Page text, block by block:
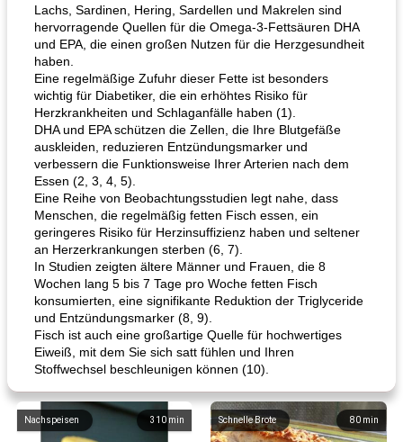
Lachs, Sardinen, Hering, Sardellen und Makrelen sind
hervorragende Quellen für die Omega-3-Fettsäuren DHA
und EPA, die einen großen Nutzen für die Herzgesundheit
haben.
Eine regelmäßige Zufuhr dieser Fette ist besonders
wichtig für Diabetiker, die ein erhöhtes Risiko für
Herzkrankheiten und Schlaganfälle haben (1).
DHA und EPA schützen die Zellen, die Ihre Blutgefäße
auskleiden, reduzieren Entzündungsmarker und
verbessern die Funktionsweise Ihrer Arterien nach dem
Essen (2, 3, 4, 5).
Eine Reihe von Beobachtungsstudien legt nahe, dass
Menschen, die regelmäßig fetten Fisch essen, ein
geringeres Risiko für Herzinsuffizienz haben und seltener
an Herzerkrankungen sterben (6, 7).
In Studien zeigten ältere Männer und Frauen, die 8
Wochen lang 5 bis 7 Tage pro Woche fetten Fisch
konsumierten, eine signifikante Reduktion der Triglyceride
und Entzündungsmarker (8, 9).
Fisch ist auch eine großartige Quelle für hochwertiges
Eiweiß, mit dem Sie sich satt fühlen und Ihren
Stoffwechsel beschleunigen können (10).
310 min
Nachspeisen 80 min
Schnelle Brote